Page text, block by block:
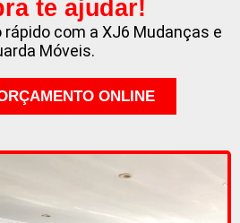
te ajudar!
com a XJ6 Mudanças e
Móveis.
ONLINE